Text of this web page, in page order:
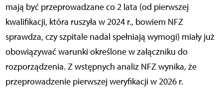
mają być przeprowadzane co 2 lata (od pierwszej
kwalifikacji, która ruszyła w 2024 r., bowiem NFZ
sprawdza, czy szpitale nadal spełniają wymogi) miały już
obowiązywać warunki określone w załączniku do
rozporządzenia. Z wstępnych analiz NFZ wynika, że
przeprowadzenie pierwszej weryfikacji w 2026 r.